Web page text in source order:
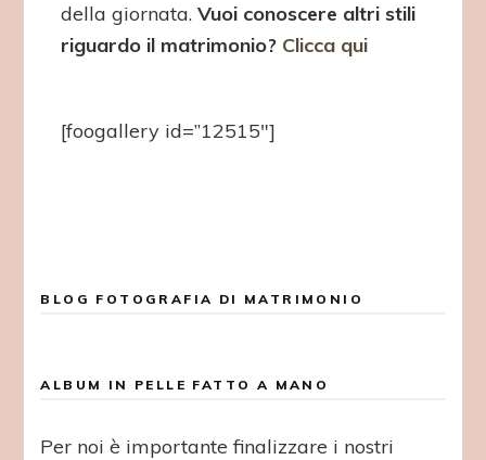
della giornata.Vuoi conoscere altri stili
riguardo il matrimonio? Clicca qui
[foogallery id=”12515″]
BLOG FOTOGRAFIA DI MATRIMONIO
ALBUM IN PELLE FATTO A MANO
Per noi è importante finalizzare i nostri